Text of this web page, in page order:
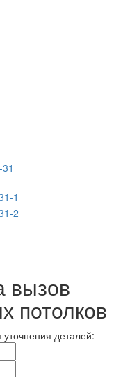
вызов
потолков
деталей: